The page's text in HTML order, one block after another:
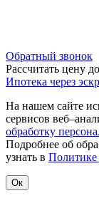
Обратный звонок
Рассчитать цену
Ипотека через
На нашем сайте
сервисов
обработку
Подробнее об
узнать в Политике
Ок